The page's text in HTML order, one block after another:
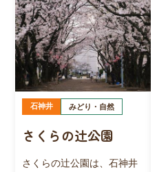
石神井 みどり・自然
さくらの辻公園
さくらの辻公園は、石神井